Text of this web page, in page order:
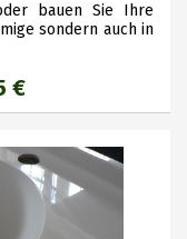
bauen Sie Ihre
sondern auch in
€